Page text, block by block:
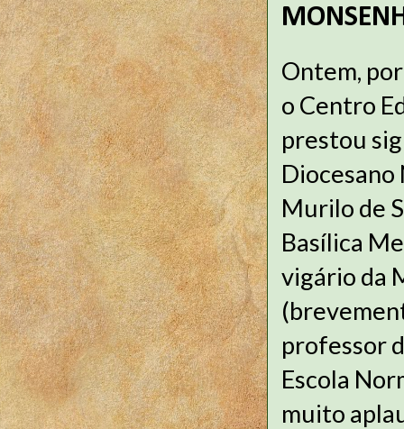
Ontem,
o Centro
prestou
Diocesano
Murilo de
Basílica
vigário da
professor
Escola
muito